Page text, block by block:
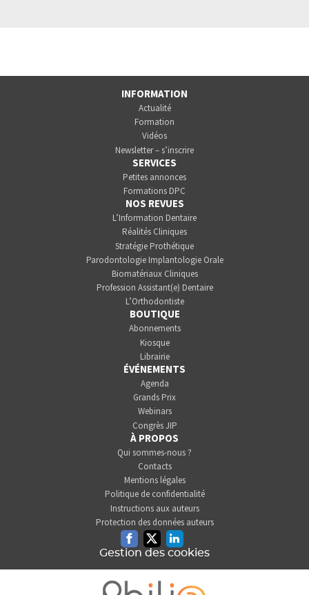
INFORMATION
Actualité
Formation
Vidéos
Newsletter – s’inscrire
SERVICES
Petites annonces
Formations DPC
NOS REVUES
L’Information Dentaire
Réalités Cliniques
Stratégie Prothétique
Parodontologie Implantologie Orale
Biomatériaux Cliniques
Profession Assistant(e) Dentaire
L’Orthodontiste
BOUTIQUE
Abonnements
Kiosque
Librairie
ÉVÉNEMENTS
Agenda
Grands Prix
Webinars
Congrès JIP
À PROPOS
Qui sommes-nous ?
Contacts
Mentions légales
Politique de confidentialité
Instructions aux auteurs
Protection des données auteurs
FacebookTwitterLinkedin
Gestion des cookies